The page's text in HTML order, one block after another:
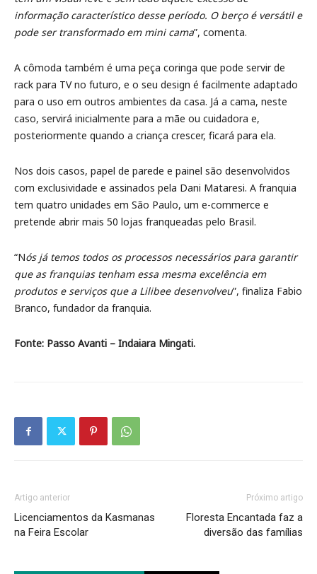
informação característico desse período. O berço é versátil e
pode ser transformado em mini cama”, comenta.
A cômoda também é uma peça coringa que pode servir de
rack para TV no futuro, e o seu design é facilmente adaptado
para o uso em outros ambientes da casa. Já a cama, neste
caso, servirá inicialmente para a mãe ou cuidadora e,
posteriormente quando a criança crescer, ficará para ela.
Nos dois casos, papel de parede e painel são desenvolvidos
com exclusividade e assinados pela Dani Mataresi. A franquia
tem quatro unidades em São Paulo, um e-commerce e
pretende abrir mais 50 lojas franqueadas pelo Brasil.
“Nós já temos todos os processos necessários para garantir
que as franquias tenham essa mesma excelência em
produtos e serviços que a Lilibee desenvolveu”, finaliza Fabio
Branco, fundador da franquia.
Fonte: Passo Avanti – Indaiara Mingati.
Artigo anterior
Licenciamentos da Kasmanas
na Feira Escolar
Próximo artigo
Floresta Encantada faz a
diversão das famílias